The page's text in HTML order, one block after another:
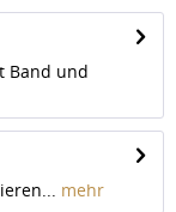
Band und
mehr